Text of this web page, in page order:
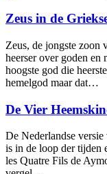
Zeus in de
Zeus, de jongste zoon
heerser over goden en
hoogste god die
hemelgod maar dat…
De Vier
De Nederlandse
is in de loop der tijden
les Quatre Fils de